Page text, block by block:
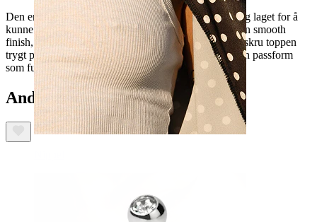
Den er laget av
titan og erallergivennlig ,vanntettog laget for å
kunne brukes
hver dag . De bezelfattede stenene gir en smooth
finish, mens den utvendige gjengen gjør det mulig å skru toppen
trygt på plass. Velg mellom ulike lengder for å finne en passform
som funker for deg.
Andre har også kjøpt